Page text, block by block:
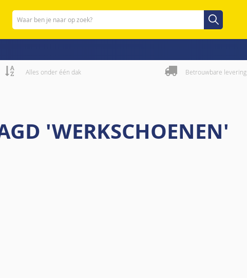
Zoeken Zoeken
Alles onder één dak Betrouwbare levering
'WERKSCHOENEN'